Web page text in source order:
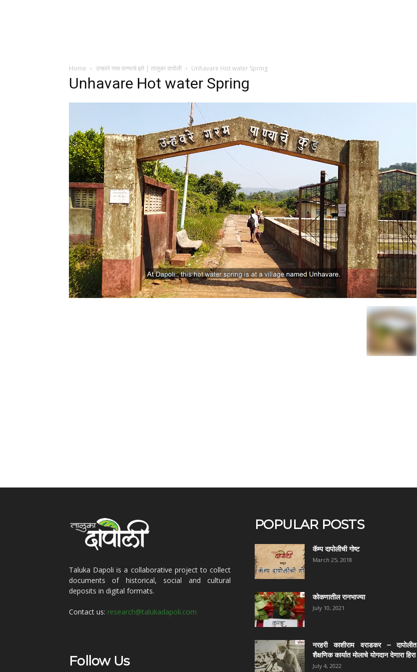
Home उन्हवरे गरम पाण्याचे झरे | तालुका दापोली Unhavare Hot water Spring
Unhavare Hot water Spring
Taluka Dapoli is a collaborative project to collect
documents of historical, social and cultural
deposits in digital formats.
Contact us: research@talukadapoli.com
Follow Us
POPULAR POSTS
कॅम्प दापोलीची गोष्ट
March 25, 2018
कोकणातील रानभाज्या
July 10, 2021
नरहरी काशीराम वराडकर – दापोलीत
शैक्षणिक कार्यात मोलाचे योगदान देणारा हिरा
July 4, 2022